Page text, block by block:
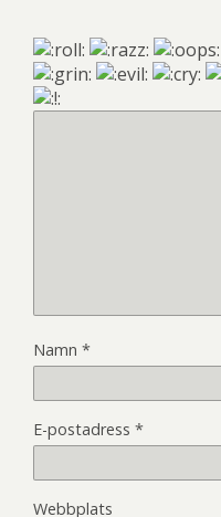
Namn *
E-postadress *
Webbplats